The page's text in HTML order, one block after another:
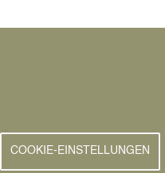
COOKIE-EINSTELLUNGEN